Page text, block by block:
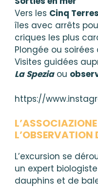
Vers les Cinq Terres
îles avec arrêts
criques les plus
Plongée ou
Visites guidées
La Speziaou
https://
L’ASSOCIAZIONE
L’OBSERVATION
L’excursion se
un expert
dauphins et de